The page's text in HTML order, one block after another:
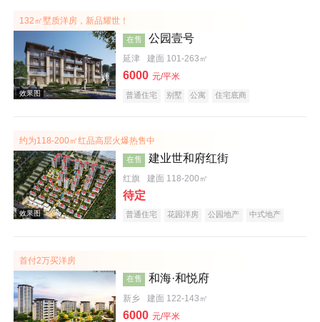
效果图
132㎡墅质洋房，新品耀世！
在售 公园壹号
延津 建面 101-263㎡
6000 元/平米
普通住宅 别墅 公寓
住宅底商
约为118-200㎡红品高层火爆热售中
在售 建业世和府红街
红旗 建面 118-200㎡
待定
普通住宅 花园洋房 公园地产
中式地产
首付2万买洋房
在售 和海·和悦府
新乡 建面 122-143㎡
6000 元/平米